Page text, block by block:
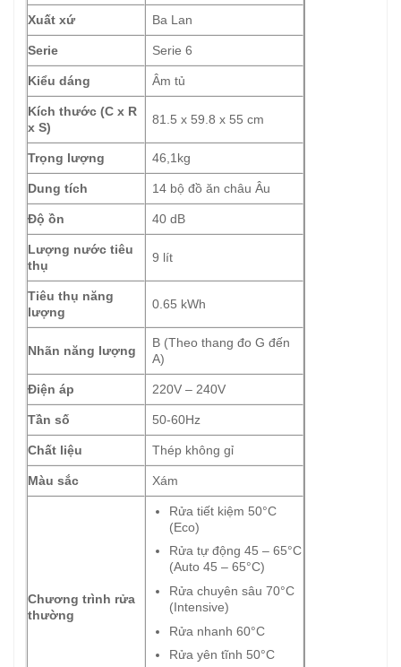
Xuất xứ Ba Lan
Serie Serie 6
Kiểu dáng Âm tủ
Kích thước (C x R
x S)
81.5 x 59.8 x 55 cm
Trọng lượng 46,1kg
Dung tích 14 bộ đồ ăn châu Âu
Độ ồn 40 dB
Lượng nước tiêu
thụ
9 lít
Tiêu thụ năng
lượng
0.65 kWh
Nhãn năng lượng
B (Theo thang đo G đến
A)
Điện áp 220V – 240V
Tần số 50-60Hz
Chất liệu Thép không gỉ
Màu sắc Xám
Chương trình rửa
thường
Rửa tiết kiệm 50°C
(Eco)
Rửa tự động 45 – 65°C
(Auto 45 – 65°C)
Rửa chuyên sâu 70°C
(Intensive)
Rửa nhanh 60°C
Rửa yên tĩnh 50°C